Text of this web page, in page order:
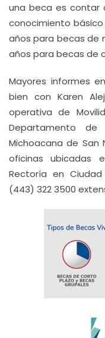
una beca es contar
conocimiento básico
años para becas de
años para becas de
Mayores informes
bien con Karen
operativa de
Departamento de
Michoacana de San
oficinas ubicadas
Rectoría en
(443) 322 3500